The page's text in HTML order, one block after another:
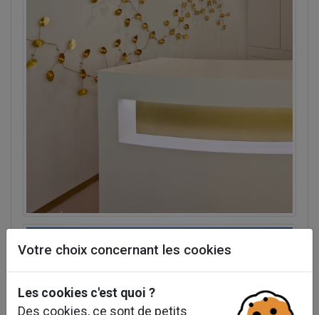
Votre choix concernant les cookies
Les cookies c'est quoi ?
Des cookies, ce sont de petits